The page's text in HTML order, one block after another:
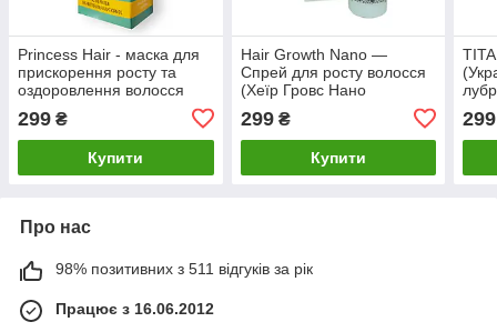
Princess Hair - маска для
прискорення росту та
оздоровлення волосся
299 ₴
Купити
Hair Growth Nano —
Спрей для росту волосся
(Хеїр Гровс Нано
299₴
Купити
299
Про нас
98% позитивних з 511 відгуків за рік
Працює з 16.06.2012